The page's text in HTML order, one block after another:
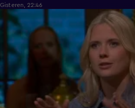
Gisteren, 22:46
3:24